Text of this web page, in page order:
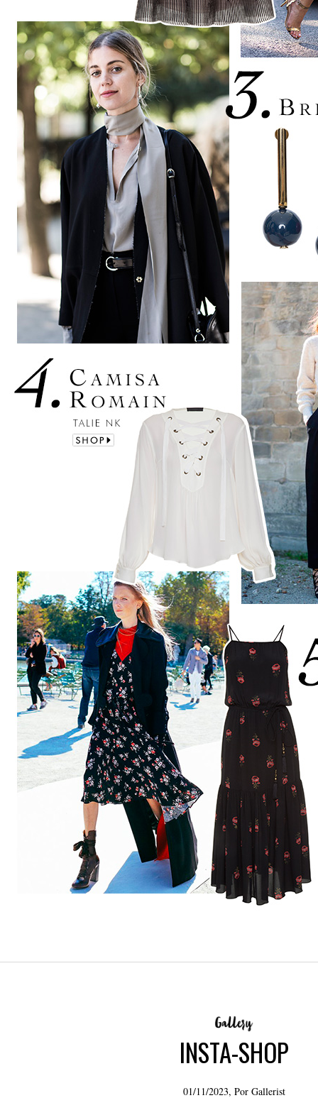
INSTA-SHOP
01/11/2023, Por Gallerist